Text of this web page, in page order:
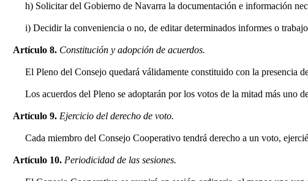
h) Solicitar del Gobierno de Navarra la documentación e información
i) Decidir la conveniencia o no, de editar determinados informes o
Artículo 8. Constitución y adopción de acuerdos.
El Pleno del Consejo quedará válidamente constituido con la presencia
Los acuerdos del Pleno se adoptarán por los votos de la mitad más uno
Artículo 9. Ejercicio del derecho de voto.
Cada miembro del Consejo Cooperativo tendrá derecho a un voto,
Artículo 10. Periodicidad de las sesiones.